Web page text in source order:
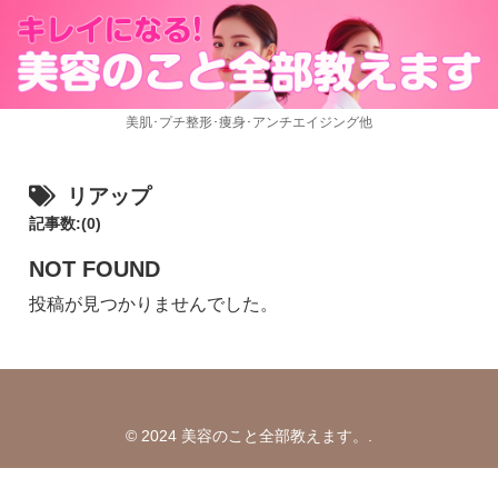
美肌･プチ整形･痩身･アンチエイジング他
リアップ
記事数:(0)
NOT FOUND
投稿が見つかりませんでした。
© 2024 美容のこと全部教えます。.